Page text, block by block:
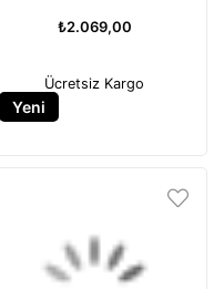
₺2.069,00
Ücretsiz Kargo
Yeni